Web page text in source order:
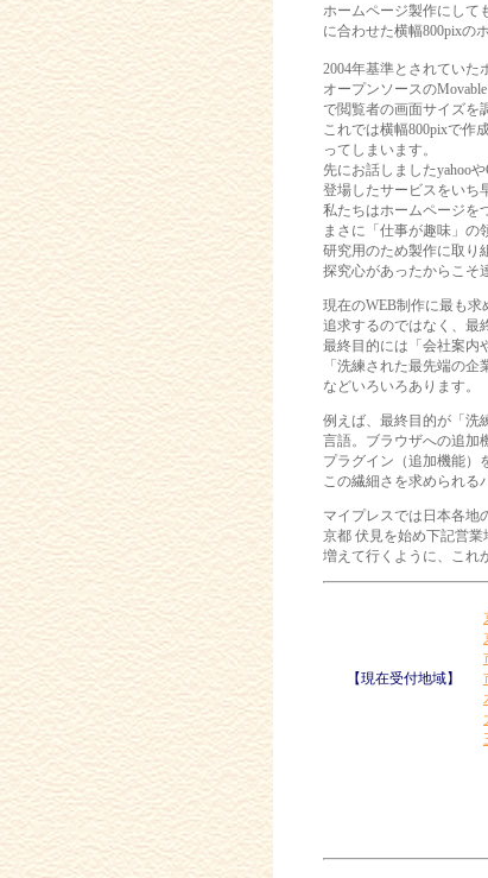
ホームページ製作にして
に合わせた横幅800pixの
2004年基準とされていた
オープンソースの
で閲覧者の画面サイズを
これでは横幅800pixで作
ってしまいます。
先にお話しましたyahoo
登場したサービスをいち
私たちはホームページを
まさに「仕事が趣味」の
研究用のため製作に取り
探究心があったからこそ
現在のWEB制作に最も
追求するのではなく、最
最終目的には「会社案内
「洗練された最先端の
などいろいろあります。
例えば、最終目的が「洗
言語。ブラウザへの追加
プラグイン（追加機能）
この繊細さを求められる
マイプレスでは日本各地
京都 伏見を始め下記営
増えて行くように、これ
【現在受付地域】